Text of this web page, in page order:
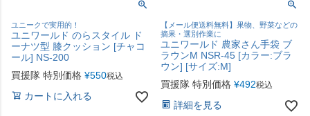
ユニークで実用的！
ユニワールド のらスタイル ド
ーナツ型 膝クッション [チャコ
ール] NS-200
買援隊 特別価格 ¥550税込
カートに入れる
【メール便送料無料】果物、野菜などの
摘果・選別作業に
ユニワールド 農家さん手袋 ブ
ラウンM NSR-45 [カラー:ブラ
ウン] [サイズ:M]
買援隊 特別価格 ¥492税込
詳細を見る